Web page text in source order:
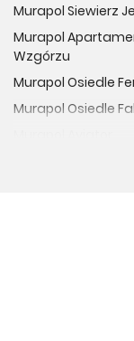
Murapol Siewierz
Murapol
Wzgórzu
Murapol Osiedle
Murapol Osiedle
Murapol Osiedle